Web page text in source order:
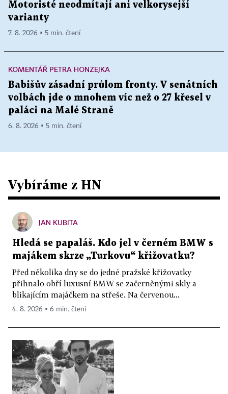
Motoristé neodmítají ani velkorysejší
varianty
7. 8. 2026 ▪ 5 min. čtení
KOMENTÁŘ PETRA HONZEJKA
Babišův zásadní průlom fronty. V senátních
volbách jde o mnohem víc než o 27 křesel v
paláci na Malé Straně
6. 8. 2026 ▪ 5 min. čtení
Vybíráme z HN
JAN KUBITA
Hledá se papaláš. Kdo jel v černém BMW s
majákem skrze „Turkovu“ křižovatku?
Před několika dny se do jedné pražské křižovatky
přihnalo obří luxusní BMW se začerněnými skly a
blikajícím majáčkem na střeše. Na červenou...
4. 8. 2026 ▪ 6 min. čtení